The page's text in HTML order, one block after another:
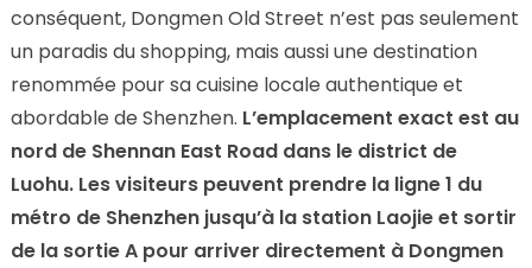
conséquent, Dongmen Old Street n’est pas seulement
un paradis du shopping, mais aussi une destination
renommée pour sa cuisine locale authentique et
abordable de Shenzhen. L’emplacement exact est au
nord de Shennan East Road dans le district de
Luohu. Les visiteurs peuvent prendre la ligne 1 du
métro de Shenzhen jusqu’à la station Laojie et sortir
de la sortie A pour arriver directement à Dongmen